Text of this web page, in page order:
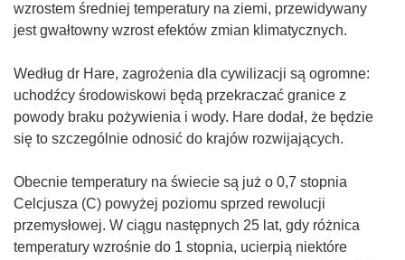
wzrostem średniej temperatury na ziemi, przewidywany
jest gwałtowny wzrost efektów zmian klimatycznych.
Według dr Hare, zagrożenia dla cywilizacji są ogromne:
uchodźcy środowiskowi będą przekraczać granice z
powody braku pożywienia i wody. Hare dodał, że będzie
się to szczególnie odnosić do krajów rozwijających.
Obecnie temperatury na świecie są już o 0,7 stopnia
Celcjusza (C) powyżej poziomu sprzed rewolucji
przemysłowej. W ciągu następnych 25 lat, gdy różnica
temperatury wzrośnie do 1 stopnia, ucierpią niektóre